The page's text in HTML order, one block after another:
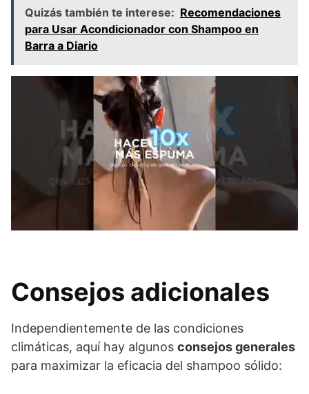
Quizás también te interese: Recomendaciones
para Usar Acondicionador con Shampoo en
Barra a Diario
Consejos adicionales
Independientemente de las condiciones
climáticas, aquí hay algunos consejos generales
para maximizar la eficacia del shampoo sólido: